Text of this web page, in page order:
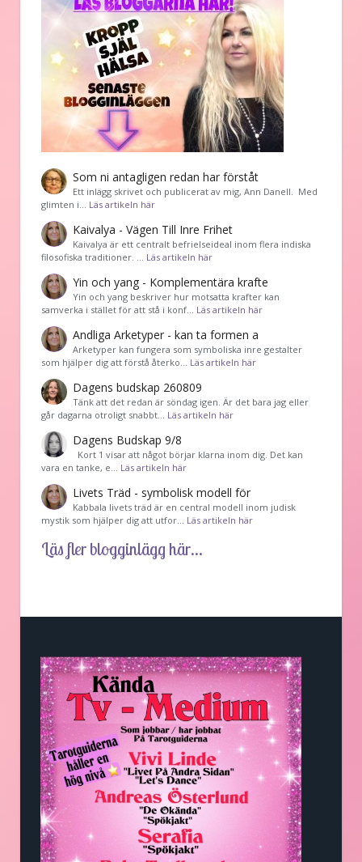
Som ni antagligen redan har förståt
Ett inlägg skrivet och publicerat av mig, Ann Danell. Med
glimten i… Läs artikeln här
Kaivalya - Vägen Till Inre Frihet
Kaivalya är ett centralt befrielseideal inom flera indiska
filosofiska traditioner. … Läs artikeln här
Yin och yang - Komplementära krafte
Yin och yang beskriver hur motsatta krafter kan
samverka i stället för att stå i konf… Läs artikeln här
Andliga Arketyper - kan ta formen a
Arketyper kan fungera som symboliska inre gestalter
som hjälper dig att förstå återko… Läs artikeln här
Dagens budskap 260809
Tänk att det redan är söndag igen. Är det bara jag eller
går dagarna otroligt snabbt… Läs artikeln här
Dagens Budskap 9/8
Kort 1 visar att något börjar klarna inom dig. Det kan
vara en tanke, e… Läs artikeln här
Livets Träd - symbolisk modell för
Kabbala livets träd är en central modell inom judisk
mystik som hjälper dig att utfor… Läs artikeln här
Läs fler blogginlägg här...